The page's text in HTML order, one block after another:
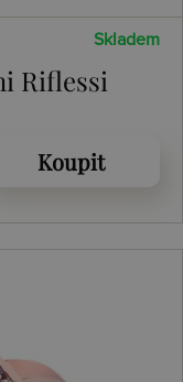
Skladem
Riflessi
Koupit